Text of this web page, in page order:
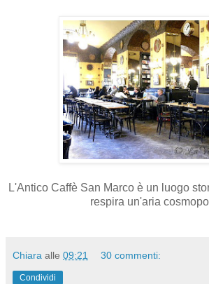
L'Antico Caffè San Marco è un luogo
respira un'aria
Chiara alle 09:21 30 commenti:
Condividi